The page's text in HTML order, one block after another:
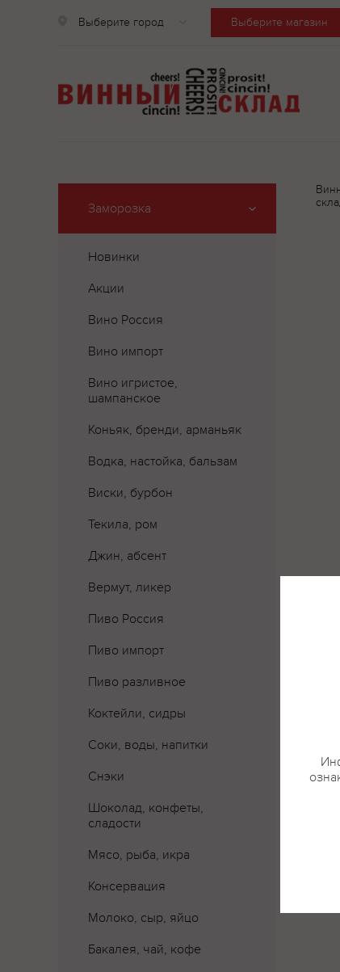
Выберите город Выберите магазин
Заморозка
Новинки
Акции
Вино Россия
Вино импорт
Вино игристое,
шампанское
Коньяк, бренди, арманьяк
Водка, настойка, бальзам
Виски, бурбон
Текила, ром
Джин, абсент
Вермут, ликер
Пиво Россия
Пиво импорт
Пиво разливное
Коктейли, сидры
Соки, воды, напитки
Снэки
Шоколад, конфеты,
сладости
Мясо, рыба, икра
Консервация
Молоко, сыр, яйцо
Бакалея, чай, кофе